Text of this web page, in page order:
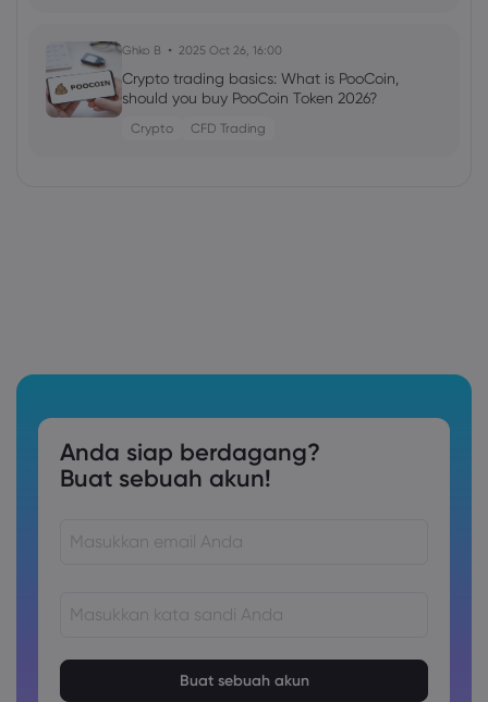
Ghko B 2025 Oct 26, 16:00
Crypto trading basics: What is PooCoin,
should you buy PooCoin Token 2026?
Crypto CFD Trading
Anda siap berdagang?
Buat sebuah akun!